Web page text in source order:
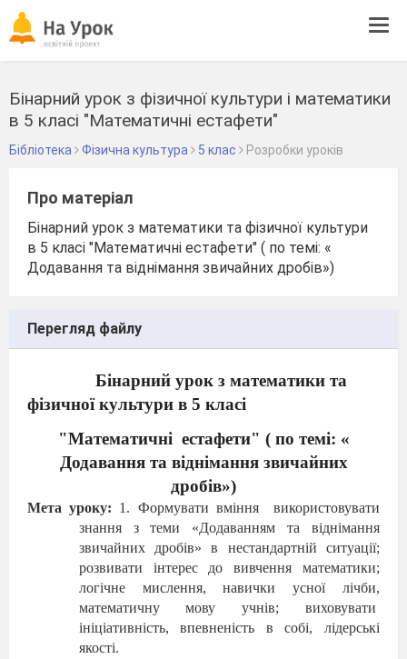
Бінарний урок з фізичної культури і математики
в 5 класі "Математичні естафети"
Бібліотека Фізична культура 5 клас Розробки уроків
Про матеріал
Бінарний урок з математики та фізичної культури
в 5 класі "Математичні естафети" ( по темі: «
Додавання та віднімання звичайних дробів»)
Перегляд файлу
Бінарний урок з математики та
фізичноїкультури в 5 класі
"Математичні естафети" ( по темі: «
Додавання та віднімання звичайних
дробів»)
Мета уроку: 1. Формувати вміння
використовувати
знання з теми «Додаванням та віднімання
звичайних дробів» в нестандартній ситуації;
розвивати інтерес до вивчення математики;
логічне мислення, навички усної лічби,
математичну мову учнів; виховувати
ініціативність, впевненість в собі, лідерські
якості.